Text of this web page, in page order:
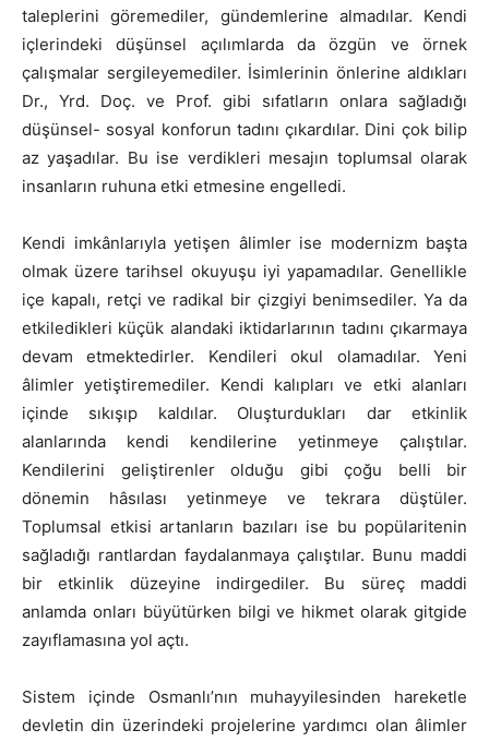
taleplerini göremediler, gündemlerine almadılar. Kendi
içlerindeki düşünsel açılımlarda da özgün ve örnek
çalışmalar sergileyemediler. İsimlerinin önlerine aldıkları
Dr., Yrd. Doç. ve Prof. gibi sıfatların onlara sağladığı
düşünsel- sosyal konforun tadını çıkardılar. Dini çok bilip
az yaşadılar. Bu ise verdikleri mesajın toplumsal olarak
insanların ruhuna etki etmesine engelledi.
Kendi imkânlarıyla yetişen âlimler ise modernizm başta
olmak üzere tarihsel okuyuşu iyi yapamadılar. Genellikle
içe kapalı, retçi ve radikal bir çizgiyi benimsediler. Ya da
etkiledikleri küçük alandaki iktidarlarının tadını çıkarmaya
devam etmektedirler. Kendileri okul olamadılar. Yeni
âlimler yetiştiremediler. Kendi kalıpları ve etki alanları
içinde sıkışıp kaldılar. Oluşturdukları dar etkinlik
alanlarında kendi kendilerine yetinmeye çalıştılar.
Kendilerini geliştirenler olduğu gibi çoğu belli bir
dönemin hâsılası yetinmeye ve tekrara düştüler.
Toplumsal etkisi artanların bazıları ise bu popülaritenin
sağladığı rantlardan faydalanmaya çalıştılar. Bunu maddi
bir etkinlik düzeyine indirgediler. Bu süreç maddi
anlamda onları büyütürken bilgi ve hikmet olarak gitgide
zayıflamasına yol açtı.
Sistem içinde Osmanlı’nın muhayyilesinden hareketle
devletin din üzerindeki projelerine yardımcı olan âlimler